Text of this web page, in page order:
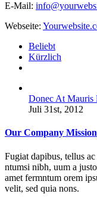
E-Mail:
Webseite:
Beliebt
Kürzlich
Donec At Mauris
Juli 31st, 2012
Our Company Mission
Fugiat dapibus, tellus
ntumsi nibh, uum a
amet fermntum orem
velit, sed quia nons.